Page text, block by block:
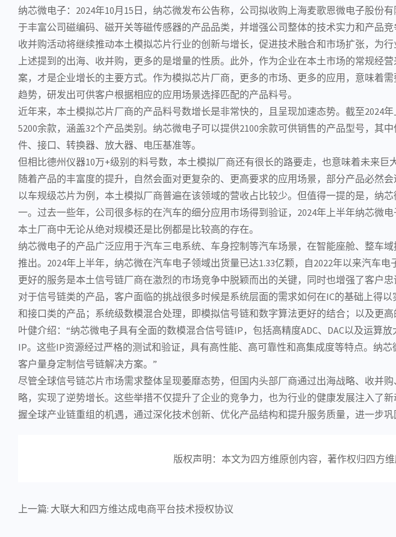
纳芯微电子：2024年10月15日，纳芯微发布公告称，公司拟收购上海麦歌恩微电子股份
于丰富公司磁编码、磁开关等磁传感器的产品品类，并增强公司整体的技术实力和产品竞
收并购活动将继续推动本土模拟芯片行业的创新与增长，促进技术融合和市场扩张，为行
上述提到的出海、收并购，更多的是增量的性质。此外，作为企业在本土市场的常规经
案，才是企业增长的主要方式。作为模拟芯片厂商，更多的市场、更多的应用，意味着
趋势，研发出可供客户根据相应的应用场景选择匹配的产品料号。
近年来，本土模拟芯片厂商的产品料号数增长是非常快的，且呈现加速态势。截至2024
5200余款，涵盖32个产品类别。纳芯微电子可以提供2100余款可供销售的产品型号，其
件、接口、 转换器、 放大器、电压基准等。
但相比德州仪器10万+级别的料号数，本土模拟厂商还有很长的路要走，也意味着未来巨
随着产品的丰富度的提升，自然会面对更复杂的、更高要求的应用场景，部分产品必然会
以车规级芯片为例，本土模拟厂商普遍在该领域的营收占比较少。但值得一提的是，纳
一。过去一些年，公司很多标的在汽车的细分应用市场得到验证，2024年上半年纳芯微电
本土厂商中无论从绝对规模还是比例都是比较高的存在。
纳芯微电子的产品广泛应用于汽车三电系统、车身控制等汽车场景，在智能座舱、整车
推出。2024年上半年，纳芯微在汽车电子领域出货量已达1.33亿颗，自2022年以来汽车电
更好的服务是本土信号链厂商在激烈的市场竞争中脱颖而出的关键，同时也增强了客户忠
对于信号链类的产品，客户面临的挑战很多时候是系统层面的需求如何在IC的基础上得
和接口类的产品；系统级数模混合处理，即模拟信号链和数字算法更好的结合；以及更高
叶健介绍：“纳芯微电子具有全面的数模混合信号链IP，包括高精度ADC、DAC以及运算放
IP。这些IP资源经过严格的测试和验证，具有高性能、高可靠性和高集成度等特点。纳
客户量身定制信号链解决方案。”
尽管全球信号链芯片市场需求整体呈现萎靡态势，但国内头部厂商通过出海战略、收并
略，实现了逆势增长。这些举措不仅提升了企业的竞争力，也为行业的健康发展注入了
握全球产业链重组的机遇，通过深化技术创新、优化产品结构和提升服务质量，进一步巩
版权声明：本文为四方维原创内容，著作权归四方
上一篇: 大联大和四方维达成电商平台技术授权协议